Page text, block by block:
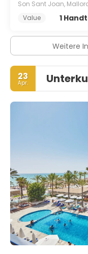
Son Sant Joan,
Value
1
Weitere
23
Apr.